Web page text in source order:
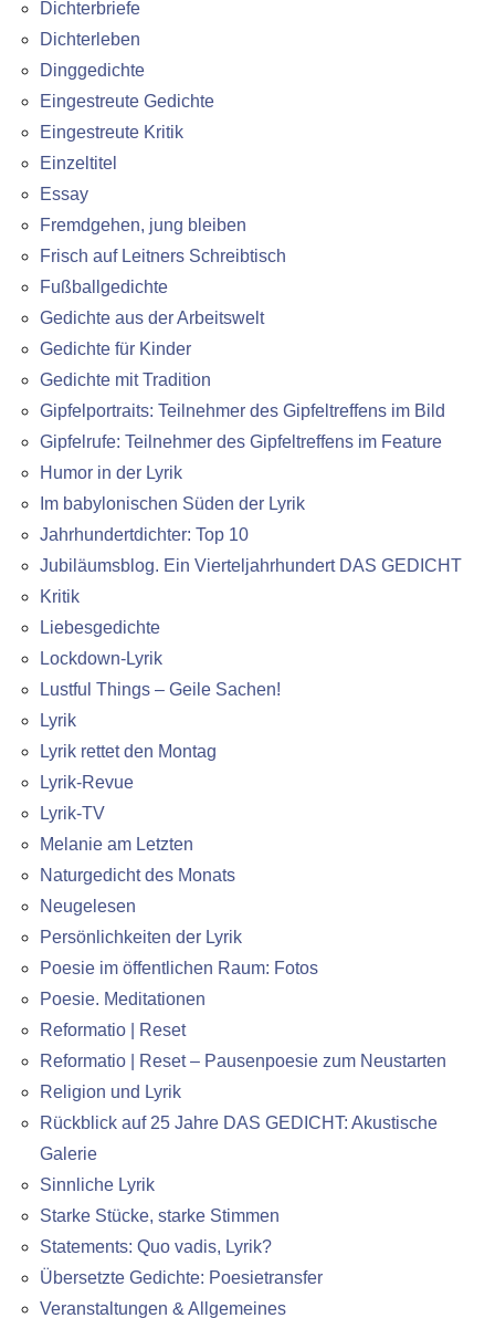
Dichterbriefe
Dichterleben
Dinggedichte
Eingestreute Gedichte
Eingestreute Kritik
Einzeltitel
Essay
Fremdgehen, jung bleiben
Frisch auf Leitners Schreibtisch
Fußballgedichte
Gedichte aus der Arbeitswelt
Gedichte für Kinder
Gedichte mit Tradition
Gipfelportraits: Teilnehmer des Gipfeltreffens im Bild
Gipfelrufe: Teilnehmer des Gipfeltreffens im Feature
Humor in der Lyrik
Im babylonischen Süden der Lyrik
Jahrhundertdichter: Top 10
Jubiläumsblog. Ein Vierteljahrhundert DAS GEDICHT
Kritik
Liebesgedichte
Lockdown-Lyrik
Lustful Things – Geile Sachen!
Lyrik
Lyrik rettet den Montag
Lyrik-Revue
Lyrik-TV
Melanie am Letzten
Naturgedicht des Monats
Neugelesen
Persönlichkeiten der Lyrik
Poesie im öffentlichen Raum: Fotos
Poesie. Meditationen
Reformatio | Reset
Reformatio | Reset – Pausenpoesie zum Neustarten
Religion und Lyrik
Rückblick auf 25 Jahre DAS GEDICHT: Akustische
Galerie
Sinnliche Lyrik
Starke Stücke, starke Stimmen
Statements: Quo vadis, Lyrik?
Übersetzte Gedichte: Poesietransfer
Veranstaltungen & Allgemeines